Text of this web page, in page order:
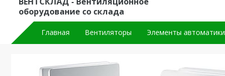
оборудование со склада
Главная Вентиляторы Элементы автоматики